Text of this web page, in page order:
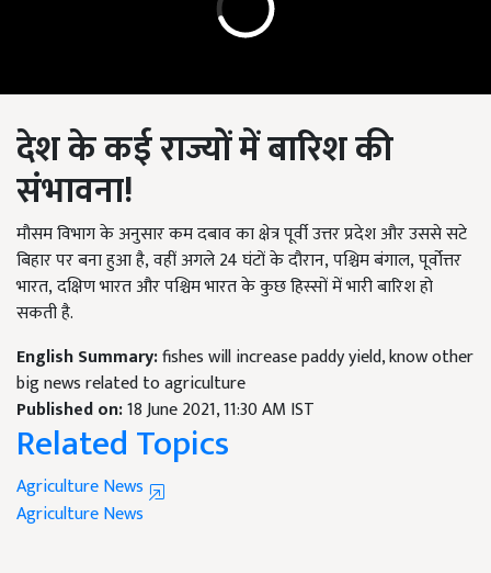
देश के कई राज्यों में बारिश की
संभावना!
मौसम विभाग के अनुसार कम दबाव का क्षेत्र पूर्वी उत्तर प्रदेश और उससे सटे
बिहार पर बना हुआ है, वहीं अगले 24घंटों के दौरान, पश्चिम बंगाल, पूर्वोत्तर
भारत, दक्षिण भारत और पश्चिम भारत के कुछ हिस्सों में भारी बारिश हो
सकती है.
English Summary:fishes will increase paddy yield, know other
big news related to agriculture
Published on:18 June 2021, 11:30 AM IST
Related Topics
Agriculture News
Agriculture News